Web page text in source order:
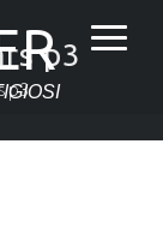
p3
p3